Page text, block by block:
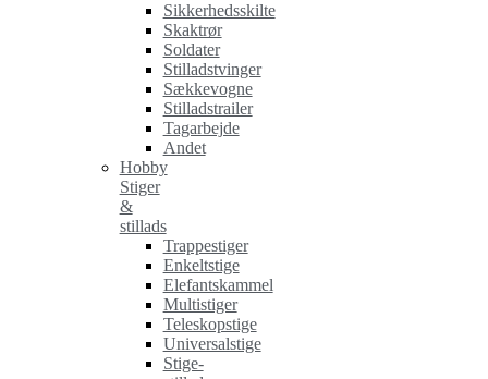
Sikkerhedsskilte
Skaktrør
Soldater
Stilladstvinger
Sækkevogne
Stilladstrailer
Tagarbejde
Andet
Hobby
Stiger
&
stillads
Trappestiger
Enkeltstige
Elefantskammel
Multistiger
Teleskopstige
Universalstige
Stige-